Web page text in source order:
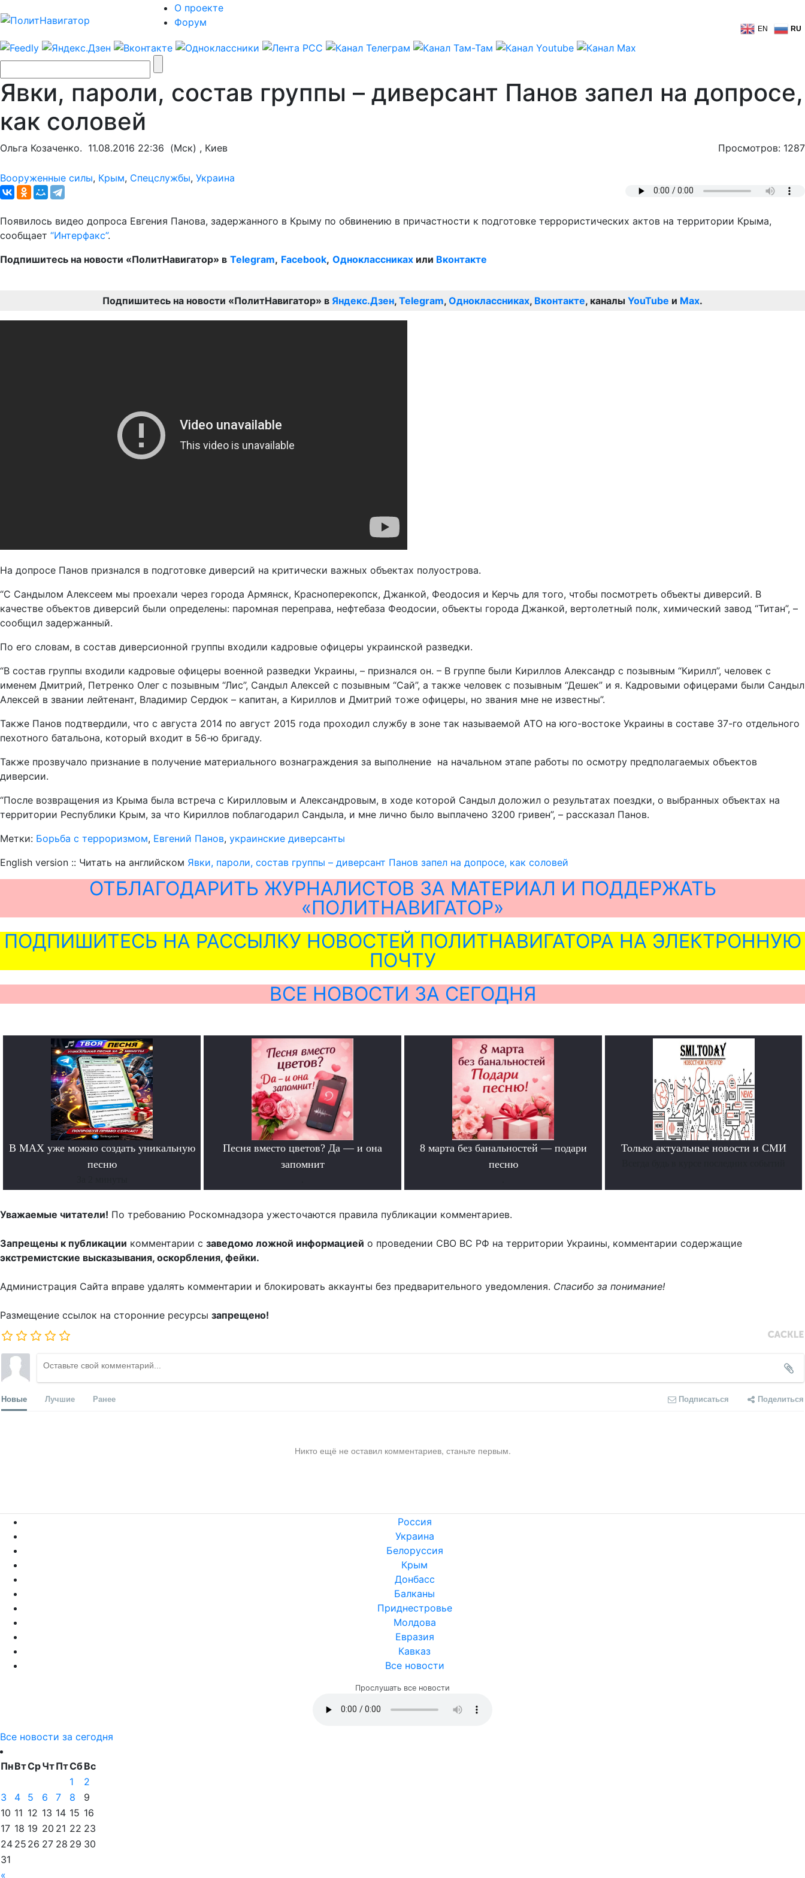
О проекте
Форум
EN RU
Явки, пароли, состав группы – диверсант Панов запел на допросе,
как соловей
Ольга Козаченко. 11.08.2016 22:36 (Мск) , Киев Просмотров: 1287
Вооруженные силы, Крым, Спецслужбы, Украина
Появилось видео допроса Евгения Панова, задержанного в Крыму по обвинению в причастности к подготовке террористических актов на территории Крыма,
сообщает “Интерфакс”.
Подпишитесь на новости «ПолитНавигатор» в Telegram, Facebook, Одноклассниках или Вконтакте
Подпишитесь на новости «ПолитНавигатор» в Яндекс.Дзен, Telegram, Одноклассниках, Вконтакте, каналы YouTube и Max.
На допросе Панов признался в подготовке диверсий на критически важных объектах полуострова.
“С Сандылом Алексеем мы проехали через города Армянск, Красноперекопск, Джанкой, Феодосия и Керчь для того, чтобы посмотреть объекты диверсий. В
качестве объектов диверсий были определены: паромная переправа, нефтебаза Феодосии, объекты города Джанкой, вертолетный полк, химический завод “Титан”, –
сообщил задержанный.
По его словам, в состав диверсионной группы входили кадровые офицеры украинской разведки.
“В состав группы входили кадровые офицеры военной разведки Украины, – признался он. – В группе были Кириллов Александр с позывным “Кирилл”, человек с
именем Дмитрий, Петренко Олег с позывным “Лис”, Сандыл Алексей с позывным “Сай”, а также человек с позывным “Дешек” и я. Кадровыми офицерами были Сандыл
Алексей в звании лейтенант, Владимир Сердюк – капитан, а Кириллов и Дмитрий тоже офицеры, но звания мне не известны”.
Также Панов подтвердили, что с августа 2014 по август 2015 года проходил службу в зоне так называемой АТО на юго-востоке Украины в составе 37-го отдельного
пехотного батальона, который входит в 56-ю бригаду.
Также прозвучало признание в получение материального вознаграждения за выполнение на начальном этапе работы по осмотру предполагаемых объектов
диверсии.
“После возвращения из Крыма была встреча с Кирилловым и Александровым, в ходе которой Сандыл доложил о результатах поездки, о выбранных объектах на
территории Республики Крым, за что Кириллов поблагодарил Сандыла, и мне лично было выплачено 3200 гривен”, – рассказал Панов.
Метки: Борьба с терроризмом, Евгений Панов, украинские диверсанты
English version :: Читать на английском Явки, пароли, состав группы – диверсант Панов запел на допросе, как соловей
ОТБЛАГОДАРИТЬ ЖУРНАЛИСТОВ ЗА МАТЕРИАЛ И ПОДДЕРЖАТЬ
«ПОЛИТНАВИГАТОР»
ПОДПИШИТЕСЬ НА РАССЫЛКУ НОВОСТЕЙ ПОЛИТНАВИГАТОРА НА ЭЛЕКТРОННУЮ
ПОЧТУ
ВСЕ НОВОСТИ ЗА СЕГОДНЯ
В MAX уже можно создать уникальную
песню
Песня вместо цветов? Да — и она
запомнит
8 марта без банальностей — подари
песню
Только актуальные новости и СМИ
Уважаемые читатели! По требованию Роскомнадзора ужесточаются правила публикации комментариев.
Запрещены к публикации комментарии с заведомо ложной информацией о проведении СВО ВС РФ на территории Украины, комментарии содержащие
экстремистские высказывания, оскорбления, фейки.
Администрация Сайта вправе удалять комментарии и блокировать аккаунты без предварительного уведомления. Спасибо за понимание!
Размещение ссылок на сторонние ресурсы запрещено!
Новые Лучшие Ранее Подписаться Поделиться
Никто ещё не оставил комментариев, станьте первым.
Россия
Украина
Белоруссия
Крым
Донбасс
Балканы
Приднестровье
Молдова
Евразия
Кавказ
Все новости
Прослушать все новости
Все новости за сегодня
ПнВтСрЧтПтСбВс
«
1
2
3
4 5 6 7 8
9
10 11 12 13 14 15 16
17 18 19 20 21 22 23
24 25 26 27 28 29 30
31